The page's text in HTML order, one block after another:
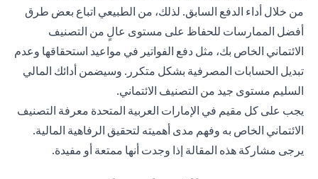
من خلال أداء الدفع السابق. لذلك، من الطبيعي اتباع بعض طرق
أفضل الممارسات للحفاظ على مستوى عالٍ من التصنيف
الائتماني الخاص بك، مثل دفع الفواتير في مواعيد استحقاقها وعدم
تبديل الحسابات المصرفية بشكل متكرر. وسيضمن أدائك المالي
السليم مستوى جيد من التصنيف الائتماني.
يجب على كل مقيم في الإمارات العربية المتحدة معرفة التصنيف
الائتماني الخاص به وفهم مدى أهميته لتحقيق الرفاهية المالية.
يرجى مشاركة هذه المقالة إذا وجدت أنها ممتعة أو مفيدة.